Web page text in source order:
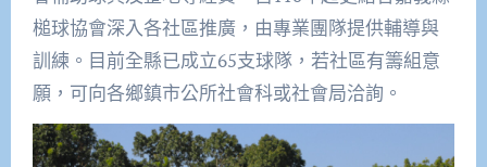
槌球協會深入各社區推廣，由專業團隊提供輔導與
訓練。目前全縣已成立65支球隊，若社區有籌組意
願，可向各鄉鎮市公所社會科或社會局洽詢。